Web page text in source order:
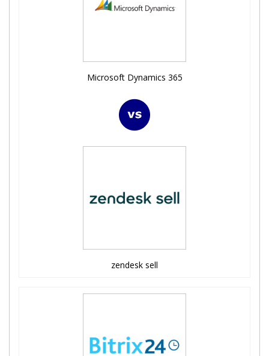
Microsoft Dynamics 365
zendesk sell